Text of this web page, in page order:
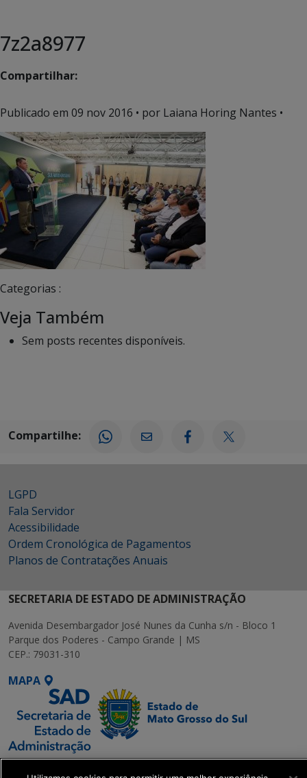
7z2a8977
Compartilhar:
Publicado em 09 nov 2016 • por Laiana Horing Nantes •
Categorias :
Veja Também
Sem posts recentes disponíveis.
Compartilhe:
LGPD
Fala Servidor
Acessibilidade
Ordem Cronológica de Pagamentos
Planos de Contratações Anuais
SECRETARIA DE ESTADO DE ADMINISTRAÇÃO
Avenida Desembargador José Nunes da Cunha s/n - Bloco 1
Parque dos Poderes - Campo Grande | MS
CEP.: 79031-310
MAPA